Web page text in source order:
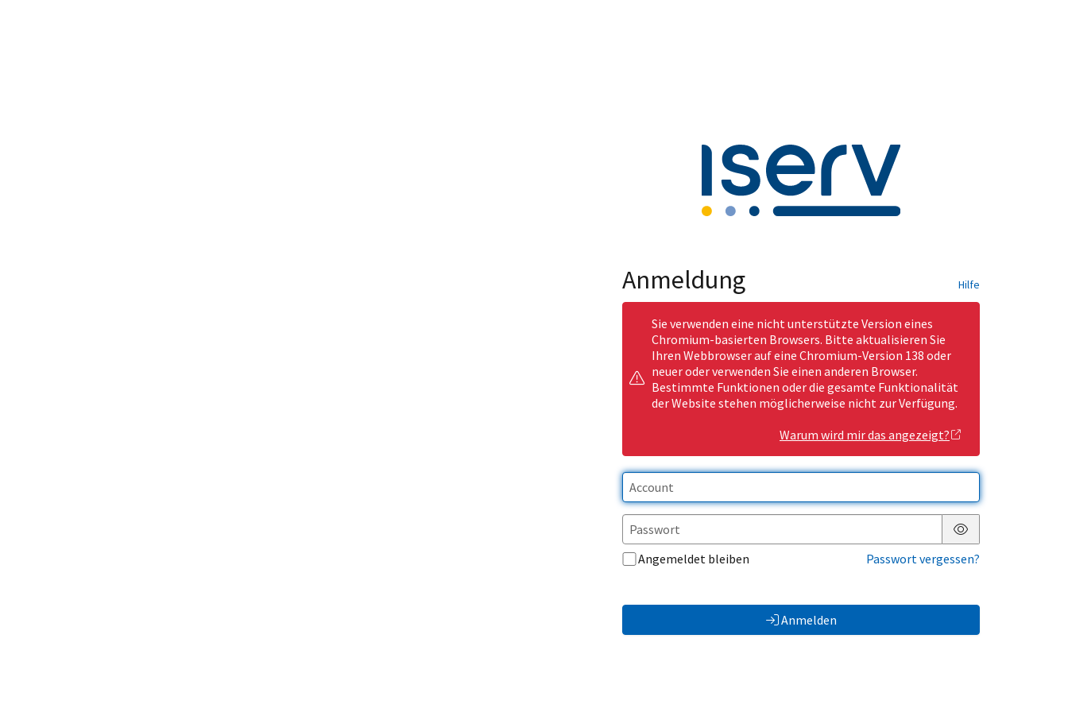
Anmeldung Hilfe
Sie verwenden eine nicht unterstützte Version eines
Chromium-basierten Browsers. Bitte aktualisieren Sie
Ihren Webbrowser auf eine Chromium-Version 138 oder
neuer oder verwenden Sie einen anderen Browser.
Bestimmte Funktionen oder die gesamte Funktionalität
der Website stehen möglicherweise nicht zur Verfügung.
Warum wird mir das angezeigt?
Passwort anzeigen
Angemeldet bleiben
Passwort vergessen?
Anmelden